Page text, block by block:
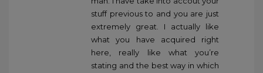
stuff previous to and you are just
extremely great. I actually like
what you have acquired right
here, really like what you’re
stating and the best way in which